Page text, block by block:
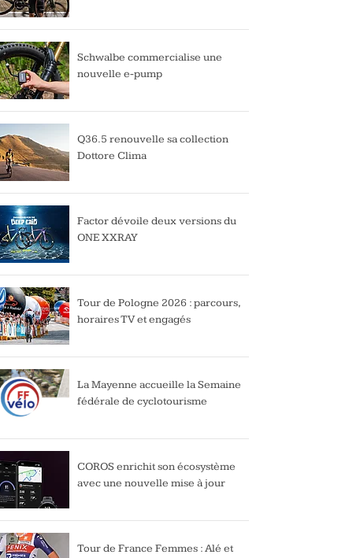
Schwalbe commercialise une
nouvelle e-pump
Q36.5 renouvelle sa collection
Dottore Clima
Factor dévoile deux versions du
ONE XXRAY
Tour de Pologne 2026 : parcours,
horaires TV et engagés
La Mayenne accueille la Semaine
fédérale de cyclotourisme
COROS enrichit son écosystème
avec une nouvelle mise à jour
Tour de France Femmes : Alé et